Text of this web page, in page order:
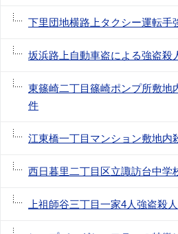
下里団地横路上タクシー運転手
坂浜路上自動車盗による強盗殺
東篠崎二丁目篠崎ポンプ所敷地
件
江東橋一丁目マンション敷地内
西日暮里二丁目区立諏訪台中学
上祖師谷三丁目一家4人強盗殺